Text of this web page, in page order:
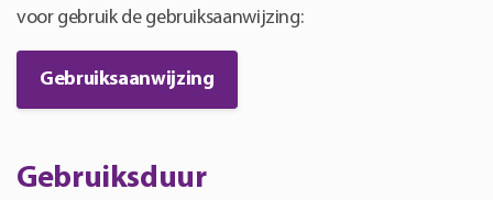
voor gebruik de gebruiksaanwijzing:
Gebruiksaanwijzing
Gebruiksduur